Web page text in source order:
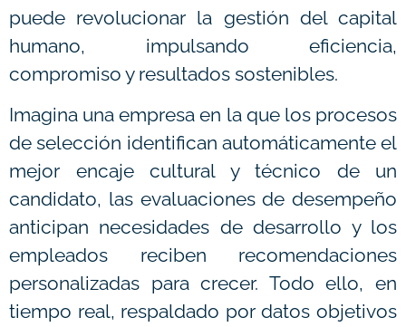
puede revolucionar la gestión del capital
humano, impulsando eficiencia,
compromiso y resultados sostenibles.
Imagina una empresa en la que los procesos
de selección identifican automáticamente el
mejor encaje cultural y técnico de un
candidato, las evaluaciones de desempeño
anticipan necesidades de desarrollo y los
empleados reciben recomendaciones
personalizadas para crecer. Todo ello, en
tiempo real, respaldado por datos objetivos